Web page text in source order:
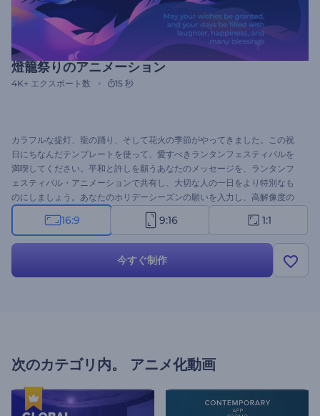
燈籠祭りのアニメーション
4K+ エクスポート数 15 秒
カラフルな提灯、龍の踊り、そして花火の季節がやってきました。この祝
日にちなんだテンプレートを使って、愛すべきランタンフェスティバルを
満喫してください。平和と許しを願うあなたのメッセージを、ランタンフ
ェスティバル・アニメーションで共有し、大切な人の一日をより特別なも
のにしましょう。あなたのホリデーシーズンの願いを入力し、高解像度の
グリーティングアニメーションを取得するのに数分かかるでしょう。休日
のイントロ動画、祭りの招待状、グリティング動画、その他多くのものに
16:9 9:16 1:1
今すぐ制作
次のカテゴリ内。 アニメ化動画